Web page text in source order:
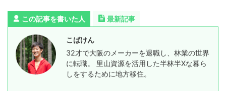
この記事を書いた人 最新記事
こばけん
32才で大阪のメーカーを退職し、林業の世界
に転職。 里山資源を活用した半林半Xな暮ら
しをするために地方移住。